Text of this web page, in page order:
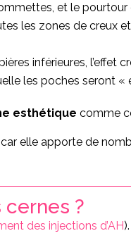
et le pourtour
les zones de creux
inférieures, l’effet
les poches seront «
esthétique comme
elle apporte de
?
des injections d’AH